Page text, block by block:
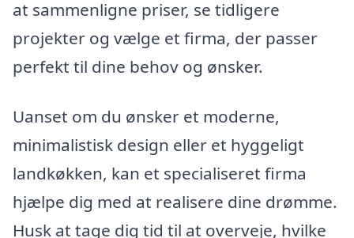
at sammenligne priser, se tidligere
projekter og vælge et firma, der passer
perfekt til dine behov og ønsker.
Uanset om du ønsker et moderne,
minimalistisk design eller et hyggeligt
landkøkken, kan et specialiseret firma
hjælpe dig med at realisere dine drømme.
Husk at tage dig tid til at overveje, hvilke